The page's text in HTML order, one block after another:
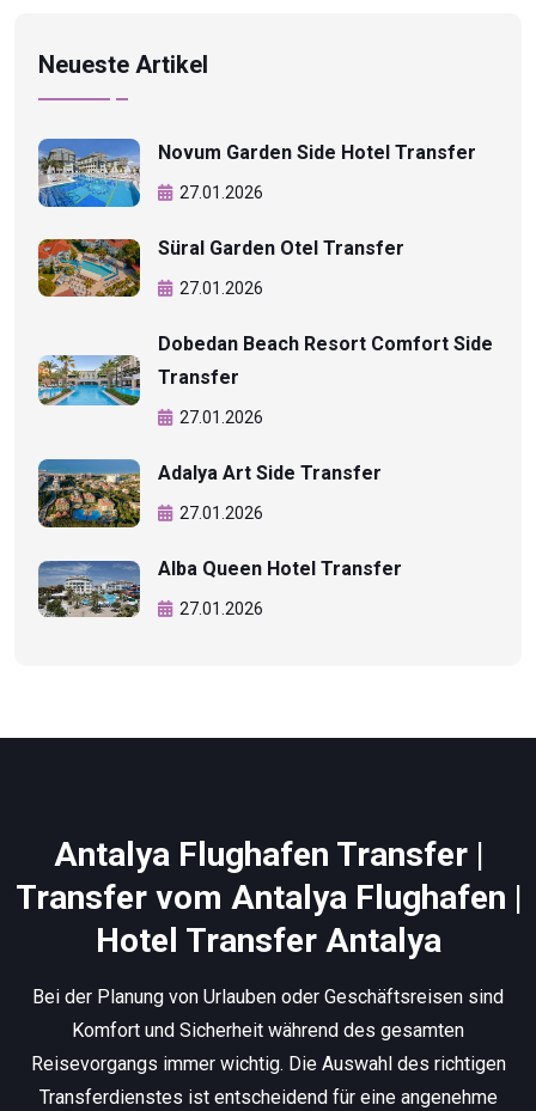
Neueste Artikel
Novum Garden Side Hotel Transfer
27.01.2026
Süral Garden Otel Transfer
27.01.2026
Dobedan Beach Resort Comfort Side
Transfer
27.01.2026
Adalya Art Side Transfer
27.01.2026
Alba Queen Hotel Transfer
27.01.2026
Antalya Flughafen Transfer |
Transfer vom Antalya Flughafen |
Hotel Transfer Antalya
Bei der Planung von Urlauben oder Geschäftsreisen sind
Komfort und Sicherheit während des gesamten
Reisevorgangs immer wichtig. Die Auswahl des richtigen
Transferdienstes ist entscheidend für eine angenehme